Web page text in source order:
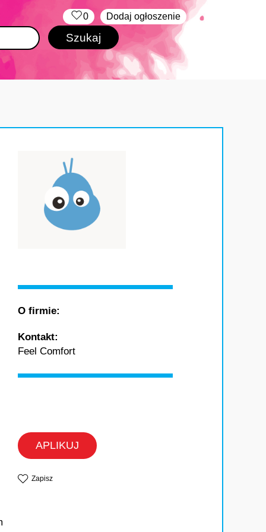
Dodaj ogłoszenie
0
O firmie:
Kontakt:
Feel Comfort
APLIKUJ
Zapisz